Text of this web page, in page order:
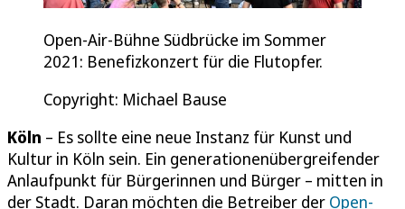
Open-Air-Bühne Südbrücke im Sommer
2021: Benefizkonzert für die Flutopfer.
Copyright: Michael Bause
Köln – Es sollte eine neue Instanz für Kunst und
Kultur in Köln sein. Ein generationenübergreifender
Anlaufpunkt für Bürgerinnen und Bürger – mitten in
der Stadt. Daran möchten die Betreiber der Open-